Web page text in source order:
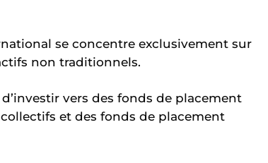
se concentre exclusivement sur
non traditionnels.
vers des fonds de placement
et des fonds de placement